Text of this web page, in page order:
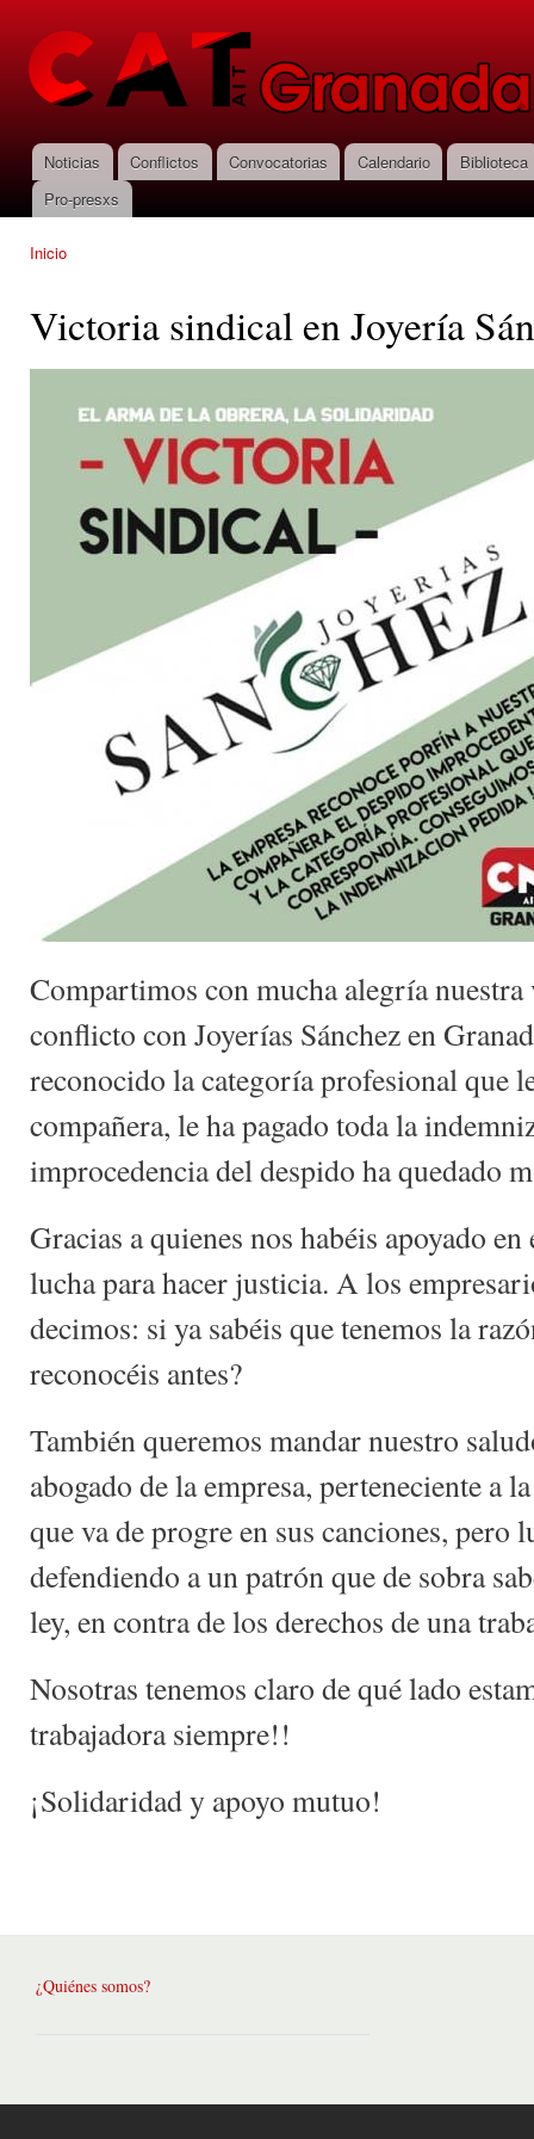
CNT-AIT
Granada
Menú principal
Noticias Conflictos Convocatorias Calendario
Biblioteca
Pro-presxs
Inicio
Victoria sindical en Joyería
Compartimos con mucha alegría
conflicto con Joyerías Sánchez en
reconocido la categoría profesional que
compañera, le ha pagado toda la
improcedencia del despido ha quedado
Gracias a quienes nos habéis apoyado en
lucha para hacer justicia. A los
decimos: si ya sabéis que tenemos la
reconocéis antes?
También queremos mandar nuestro
abogado de la empresa, perteneciente a
que va de progre en sus canciones, pero
defendiendo a un patrón que de sobra
ley, en contra de los derechos de una
Nosotras tenemos claro de qué lado
trabajadora siempre!!
¡Solidaridad y apoyo mutuo!
¿Quiénes somos?